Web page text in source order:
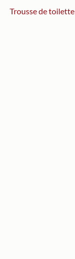
Trousse de toilette